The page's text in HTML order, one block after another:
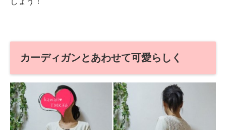
カーディガンとあわせて可愛らしく